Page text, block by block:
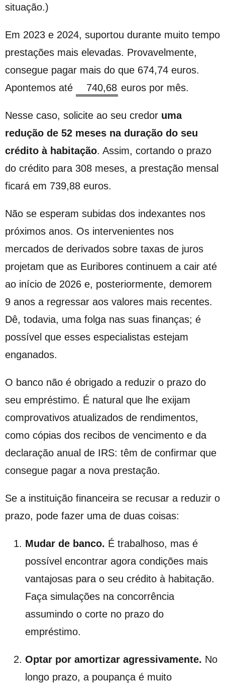
situação.)
Em 2023 e 2024, suportou durante muito tempo
prestações mais elevadas. Provavelmente,
consegue pagar mais do que 674,74 euros.
Apontemos até
euros por mês.
Nesse caso, solicite ao seu credor uma
redução de 52 meses na duração do seu
crédito à habitação. Assim, cortando o prazo
do crédito para 308 meses, a prestação mensal
ficará em 739,88 euros.
Não se esperam subidas dos indexantes nos
próximos anos. Os intervenientes nos
mercados de derivados sobre taxas de juros
projetam que as Euribores continuem a cair até
ao início de 2026 e, posteriormente, demorem
9 anos a regressar aos valores mais recentes.
Dê, todavia, uma folga nas suas finanças; é
possível que esses especialistas estejam
enganados.
O banco não é obrigado a reduzir o prazo do
seu empréstimo. É natural que lhe exijam
comprovativos atualizados de rendimentos,
como cópias dos recibos de vencimento e da
declaração anual de IRS: têm de confirmar que
consegue pagar a nova prestação.
Se a instituição financeira se recusar a reduzir o
prazo, pode fazer uma de duas coisas:
Mudar de banco. É trabalhoso, mas é
possível encontrar agora condições mais
vantajosas para o seu crédito à habitação.
Faça simulações na concorrência
assumindo o corte no prazo do
empréstimo.
Optar por amortizar agressivamente. No
longo prazo, a poupança é muito